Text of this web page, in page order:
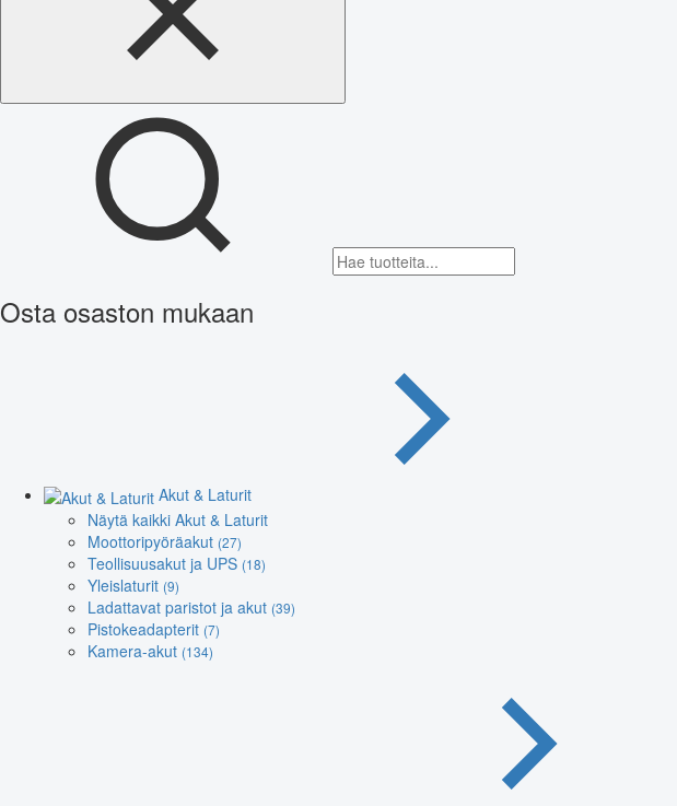
Osta osaston mukaan
Akut & Laturit
Näytä kaikki Akut & Laturit
Moottoripyöräakut (27)
Teollisuusakut ja UPS (18)
Yleislaturit (9)
Ladattavat paristot ja akut (39)
Pistokeadapterit (7)
Kamera-akut (134)